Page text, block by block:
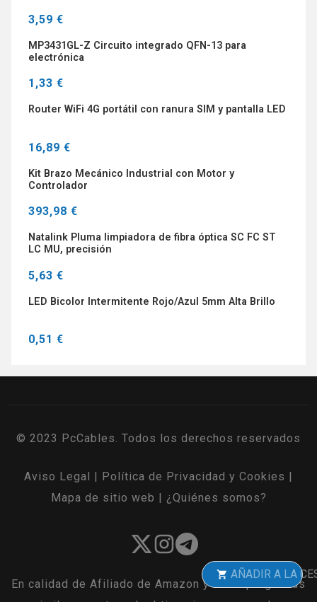
3,59 €
MP3431GL-Z Circuito integrado QFN-13 para
electrónica
1,33 €
Router WiFi 4G portátil con ranura SIM y pantalla LED
16,89 €
Kit Brazo Mecánico Industrial con Motor y
Controlador
393,98 €
Natalink Pluma limpiadora de fibra óptica SC FC ST
LC MU, precisión
5,63 €
LED Bicolor Intermitente Rojo/Azul 5mm Alta Brillo
0,51 €
AÑADIR A LA CESTA
© 2023 PcCables. Todos los derechos reservados
Aviso Legal Política de Privacidad y Cookies
Mapa de sitio web
¿Quiénes somos?
En calidad de Afiliado de Amazon y otros programas